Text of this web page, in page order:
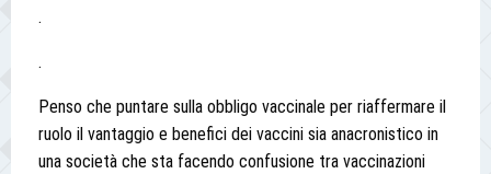
.
.
Penso che puntare sulla obbligo vaccinale per riaffermare il
ruolo il vantaggio e benefici dei vaccini sia anacronistico in
una società che sta facendo confusione tra vaccinazioni